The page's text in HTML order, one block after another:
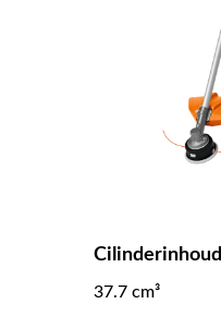
Cilinderinhoud
37.7 cm³